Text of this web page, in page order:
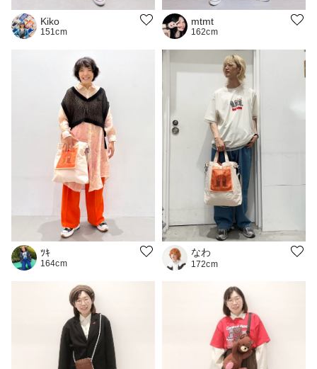
Kiko
151cm
mtmt
162cm
ﾂｷ
164cm
なわ
172cm